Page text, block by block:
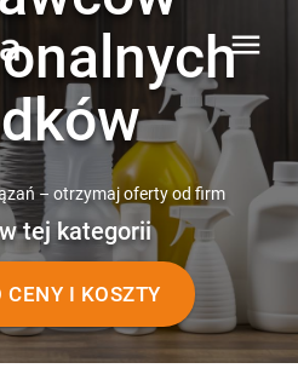
menu
– otrzymaj oferty od firm
tej kategorii
CENY I KOSZTY